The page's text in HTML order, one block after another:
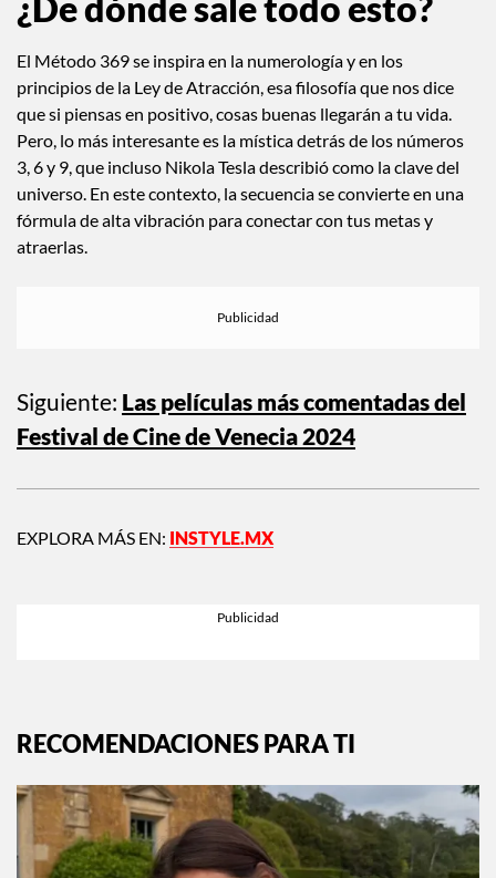
El Método 369 se inspira en la numerología y en los
principios de la Ley de Atracción, esa filosofía que nos dice
que si piensas en positivo, cosas buenas llegarán a tu vida.
Pero, lo más interesante es la mística detrás de los números
3, 6 y 9, que incluso Nikola Tesla describió como la clave del
universo. En este contexto, la secuencia se convierte en una
fórmula de alta vibración para conectar con tus metas y
atraerlas.
Siguiente: Las películas más comentadas del
Festival de Cine de Venecia 2024
EXPLORA MÁS EN: INSTYLE.MX
RECOMENDACIONES PARA TI